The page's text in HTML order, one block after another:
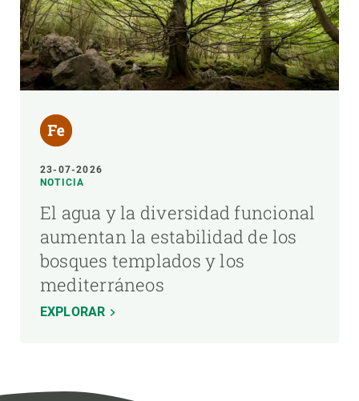
23-07-2026
NOTICIA
El agua y la diversidad funcional
aumentan la estabilidad de los
bosques templados y los
mediterráneos
EXPLORAR